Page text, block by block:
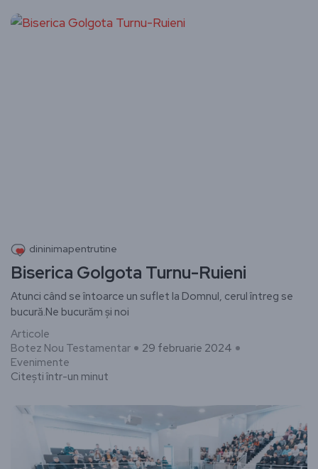
dininimapentrutine
Biserica Golgota Turnu-Ruieni
Atunci când se întoarce un suflet la Domnul, cerul întreg se
bucură.Ne bucurăm și noi
Articole
Botez Nou Testamentar
Evenimente
29 februarie 2024
Citești într-un minut